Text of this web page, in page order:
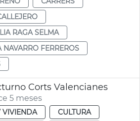
RAGA SELMA
NAVARRO FERREROS
Corts Valencianes
5 meses
VIVIENDA
CULTURA